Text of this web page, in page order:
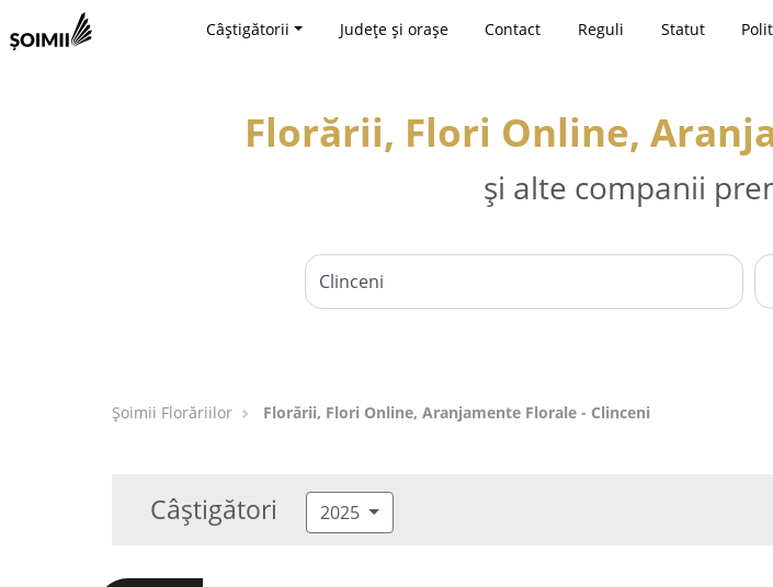
Câștigătorii Județe și orașe Contact Reguli Statut
Florării, Flori Online,
și alte companii
Șoimii Florăriilor Florării, Flori Online, Aranjamente Florale - Clinceni
Câștigători 2025